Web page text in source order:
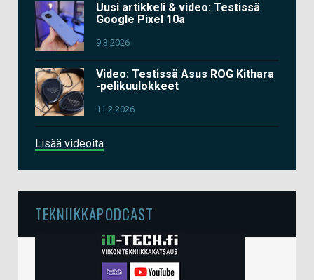
Uusi artikkeli & video: Testissä
Google Pixel 10a
9.3.2026
Video: Testissä Asus ROG Kithara
-pelikuulokkeet
11.2.2026
Lisää videoita
TEKNIIKKAPODCAST